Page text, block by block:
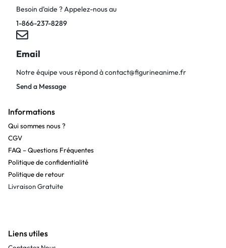
Besoin d’aide ? Appelez-nous au
1-866-237-8289
Email
Notre équipe vous répond àcontact@figurineanime.fr
Send a Message
Informations
Qui sommes nous ?
CGV
FAQ – Questions Fréquentes
Politique de confidentialité
Politique de retour
Livraison Gratuite
Liens utiles